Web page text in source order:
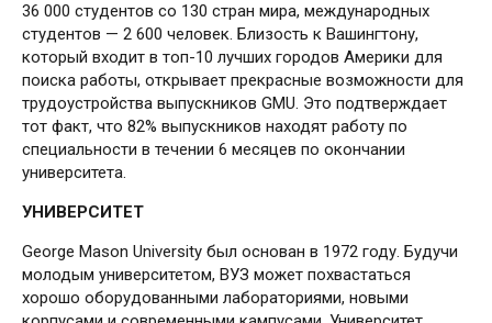
36 000 студентов со 130 стран мира, международных
студентов — 2 600 человек. Близость к Вашингтону,
который входит в топ-10 лучших городов Америки для
поиска работы, открывает прекрасные возможности для
трудоустройства выпускников GMU. Это подтверждает
тот факт, что 82% выпускников находят работу по
специальности в течении 6 месяцев по окончании
университета.
УНИВЕРСИТЕТ
George Mason University был основан в 1972 году. Будучи
молодым университетом, ВУЗ может похвастаться
хорошо оборудованными лабораториями, новыми